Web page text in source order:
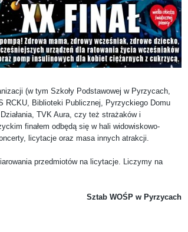
(w tym Szkoły Podstawowej w Pyrzycach,
RCKU, Biblioteki Publicznej, Pyrzyckiego Domu
TVK Aura, czy też strażaków i
finałem odbędą się w hali widowiskowo-
licytacje oraz masa innych atrakcji.
przedmiotów na licytacje. Liczymy na
Sztab WOŚP w Pyrzycach